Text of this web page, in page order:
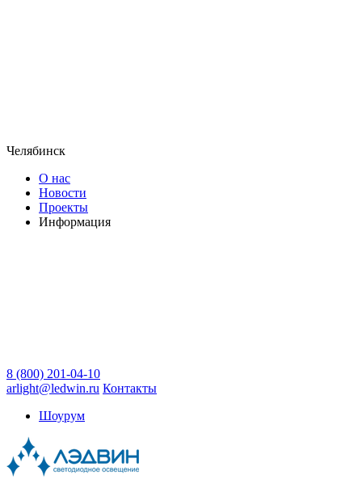
Челябинск
О нас
Новости
Проекты
Информация
8 (800) 201-04-10
arlight@ledwin.ru Контакты
Шоурум